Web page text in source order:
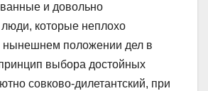
и довольно
которые неплохо
нынешнем положении дел в
выбора достойных
совково-дилетантский, при